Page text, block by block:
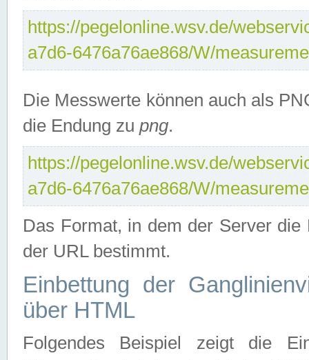
https://pegelonline.wsv.de/
a7d6-6476a76ae868/W/
Die Messwerte können auch als
die Endung zu png.
https://pegelonline.wsv.de/
a7d6-6476a76ae868/W/
Das Format, in dem der Server
der URL bestimmt.
Einbettung der
über HTML
Folgendes Beispiel zeigt die